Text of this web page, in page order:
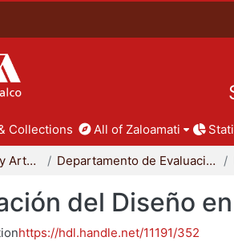
Collections All of Zaloamati
División de Ciencias y Artes para el Diseño Departamento de Evaluación del Diseño en el Tiempo
del Diseño
https://hdl.handle.net/11191/352